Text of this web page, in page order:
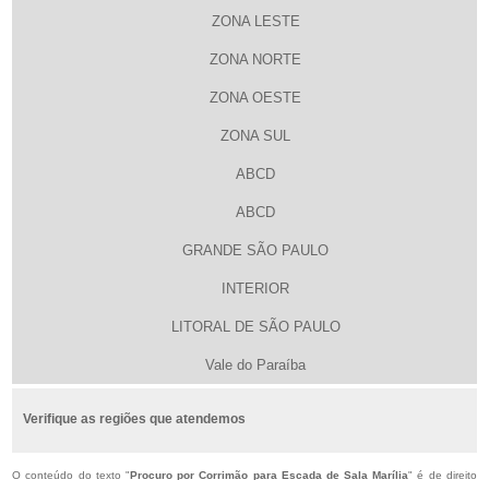
ZONA LESTE
ZONA NORTE
ZONA OESTE
ZONA SUL
ABCD
ABCD
GRANDE SÃO PAULO
INTERIOR
LITORAL DE SÃO PAULO
Vale do Paraíba
Verifique as regiões que atendemos
O conteúdo do texto "Procuro por Corrimão para Escada de Sala Marília" é de direito